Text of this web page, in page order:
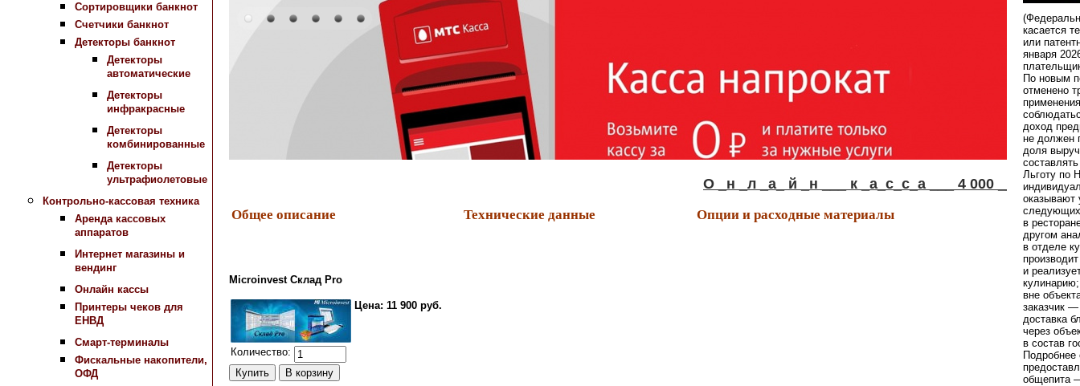
Сортировщики банкнот
Счетчики банкнот
Детекторы банкнот
Детекторы
автоматические
Детекторы
инфракрасные
Детекторы
комбинированные
Детекторы
ультрафиолетовые
Контрольно-кассовая техника
Аренда кассовых
аппаратов
Интернет магазины и
вендинг
Онлайн кассы
Принтеры чеков для
ЕНВД
Смарт-терминалы
Фискальные накопители,
ОФД
О _н _л _а_ й _н ___ к _а_с_с_а ___ 4 000 ____р у б !
Общее описание Технические данные Опции и расходные материалы
Microinvest Склад Pro
Цена: 11 900 руб.
Количество:
касается
или
января
По новым
отменено
доход
не должен
доля
Льготу по
оказывают
в
другом
в отделе
и
кулинарию;
вне
заказчик
доставка
через
в состав
Подробнее
общепита